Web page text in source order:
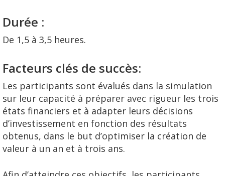
Durée :
De 1,5 à 3,5 heures.
Facteurs clés de succès:
Les participants sont évalués dans la simulation
sur leur capacité à préparer avec rigueur les trois
états financiers et à adapter leurs décisions
d’investissement en fonction des résultats
obtenus, dans le but d’optimiser la création de
valeur à un an et à trois ans.